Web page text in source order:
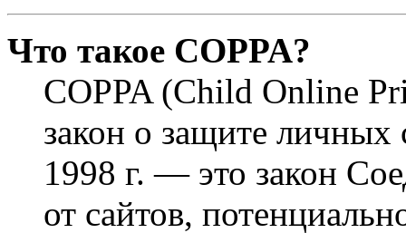
Что такое COPPA?
COPPA (Child Online
закон о защите личных
1998 г. — это закон
от сайтов,